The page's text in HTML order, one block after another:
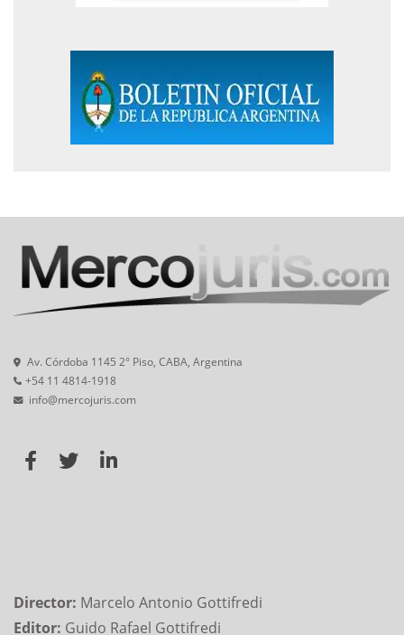
Av. Córdoba 1145 2° Piso, CABA, Argentina
+54 11 4814-1918
info@mercojuris.com
Director: Marcelo Antonio Gottifredi
Editor: Guido Rafael Gottifredi